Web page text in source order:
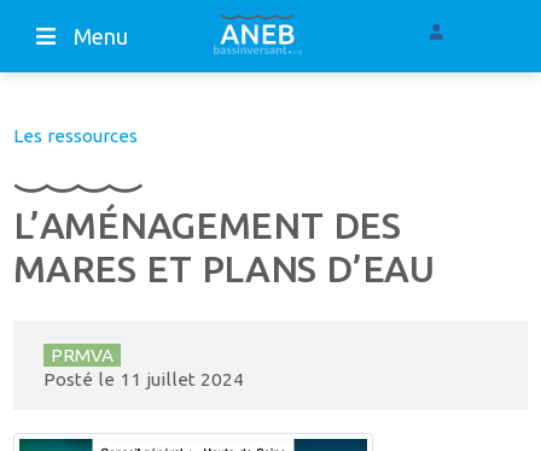
Menu
Les ressources
L’AMÉNAGEMENT DES
MARES ET PLANS D’EAU
PRMVA
Posté le 11 juillet 2024